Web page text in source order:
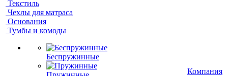
Текстиль
Чехлы для матраса
Основания
Тумбы и комоды
Беспружинные
Компания